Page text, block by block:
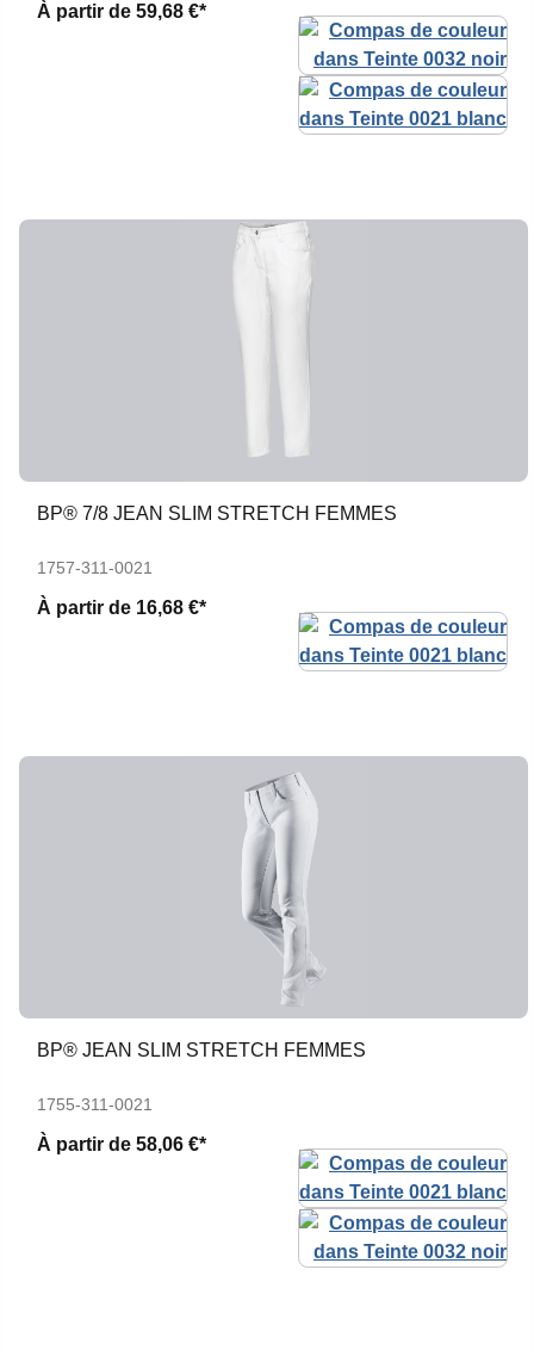
À partir de 59,68 €*
BP® 7/8 JEAN SLIM STRETCH FEMMES
1757-311-0021
À partir de 16,68 €*
BP® JEAN SLIM STRETCH FEMMES
1755-311-0021
À partir de 58,06 €*